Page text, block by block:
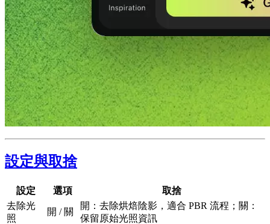
設定與取捨
設定 選項
取捨
去除光
照
開 / 關
開：去除烘焙陰影，適合 PBR 流程；關：
保留原始光照資訊